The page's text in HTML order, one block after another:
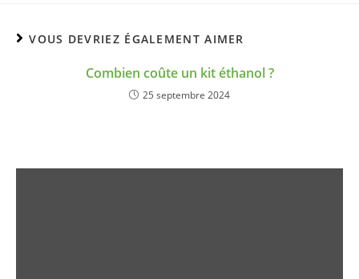
VOUS DEVRIEZ ÉGALEMENT AIMER
Combien coûte un kit éthanol ?
25 septembre 2024